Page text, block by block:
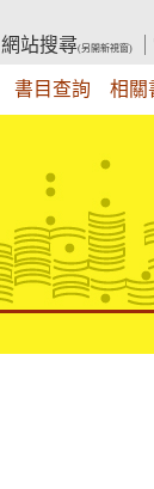
網站搜尋(另開新視窗)
書目查詢 相關